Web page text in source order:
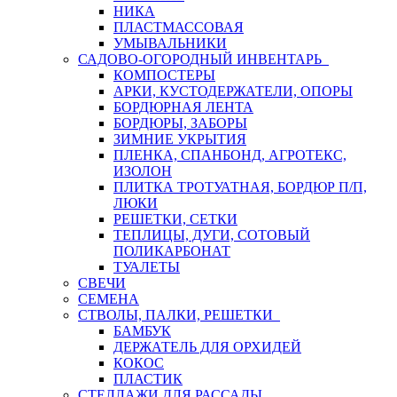
НИКА
ПЛАСТМАССОВАЯ
УМЫВАЛЬНИКИ
САДОВО-ОГОРОДНЫЙ ИНВЕНТАРЬ
КОМПОСТЕРЫ
АРКИ, КУСТОДЕРЖАТЕЛИ, ОПОРЫ
БОРДЮРНАЯ ЛЕНТА
БОРДЮРЫ, ЗАБОРЫ
ЗИМНИЕ УКРЫТИЯ
ПЛЕНКА, СПАНБОНД, АГРОТЕКС,
ИЗОЛОН
ПЛИТКА ТРОТУАТНАЯ, БОРДЮР П/П,
ЛЮКИ
РЕШЕТКИ, СЕТКИ
ТЕПЛИЦЫ, ДУГИ, СОТОВЫЙ
ПОЛИКАРБОНАТ
ТУАЛЕТЫ
СВЕЧИ
СЕМЕНА
СТВОЛЫ, ПАЛКИ, РЕШЕТКИ
БАМБУК
ДЕРЖАТЕЛЬ ДЛЯ ОРХИДЕЙ
КОКОС
ПЛАСТИК